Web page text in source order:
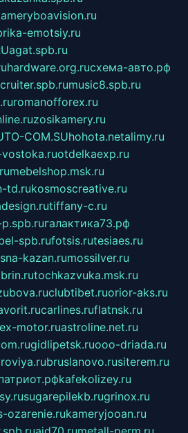
emotsiy.ru
agat.spb.ru
hardware.org.ruсхема-авто.рф
music8.spb.ru
romanofforex.ru
zosikamery.ru
COM.SUhohota.netalimy.ru
otdelkaexp.ru
mebelshop.msk.ru
td.rukosmoscreative.ru
tiffany-c.ru
галактика73.рф
spb.rufotsis.rutesiaes.ru
kazan.rumossilver.ru
tochkazvuka.msk.ru
clubtibet.ruorior-aks.ru
carlines.ruflatnsk.ru
motor.ruastroline.net.ru
gidlipetsk.ruooo-driada.ru
bruslanovo.rusiterem.ru
kafekolizey.ru
sugarepilekb.rugrinox.ru
ozarenie.rukameryjooan.ru